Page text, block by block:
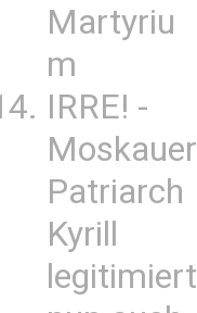
Martyriu
m
IRRE! -
Moskauer
Patriarch
Kyrill
legitimiert